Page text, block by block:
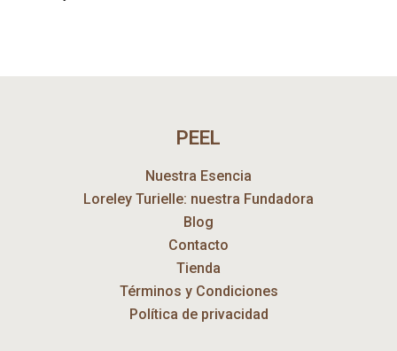
PEEL
Nuestra Esencia
Loreley Turielle: nuestra Fundadora
Blog
Contacto
Tienda
Términos y Condiciones
Política de privacidad